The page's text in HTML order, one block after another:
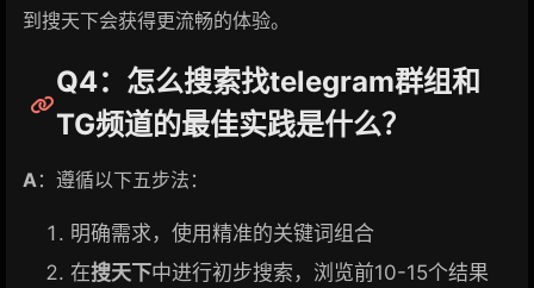
到搜天下会获得更流畅的体验。
Q4：怎么搜索找telegram群组和
TG频道的最佳实践是什么？
A ：遵循以下五步法：
明确需求，使用精准的关键词组合
在搜天下中进行初步搜索，浏览前10-15个结果